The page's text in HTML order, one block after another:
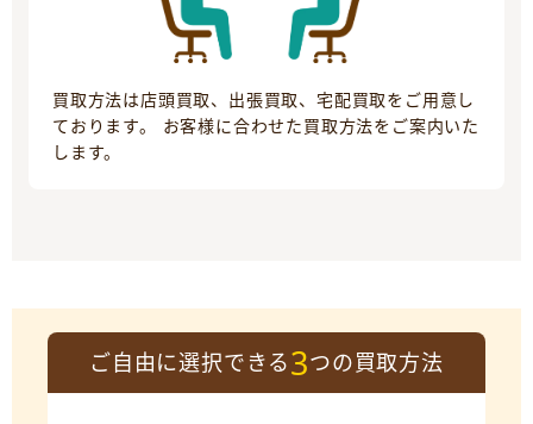
買取方法は店頭買取、出張買取、宅配買取をご用意し
ております。 お客様に合わせた買取方法をご案内いた
します。
ご自由に選択できる3つの買取方法